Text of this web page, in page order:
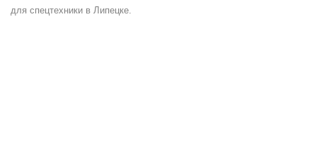
для спецтехники в Липецке.